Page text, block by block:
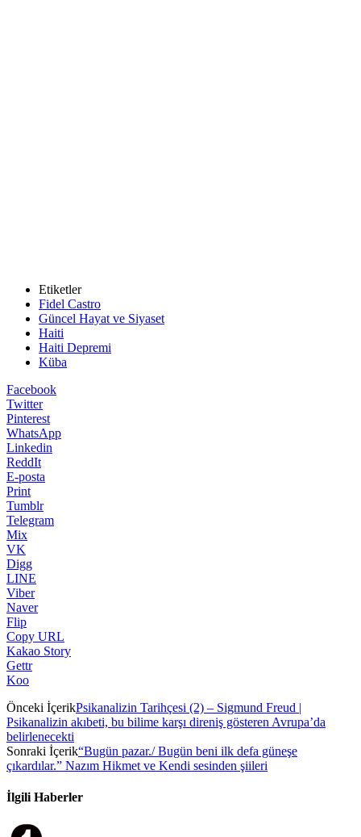
Etiketler
Fidel Castro
Güncel Hayat ve Siyaset
Haiti
Haiti Depremi
Küba
Facebook
Twitter
Pinterest
WhatsApp
Linkedin
ReddIt
E-posta
Print
Tumblr
Telegram
Mix
VK
Digg
LINE
Viber
Naver
Flip
Copy URL
Kakao Story
Gettr
Koo
Önceki İçerikPsikanalizin Tarihçesi (2) – Sigmund Freud |
Psikanalizin akıbeti, bu bilime karşı direniş gösteren Avrupa’da
belirlenecekti
Sonraki İçerik“Bugün pazar./ Bugün beni ilk defa güneşe
çıkardılar.” Nazım Hikmet ve Kendi sesinden şiileri
İlgili Haberler